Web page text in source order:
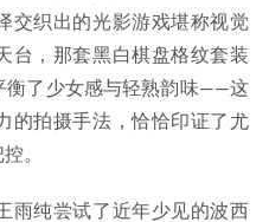
交织出的光影游戏堪称视觉
台，那套黑白棋盘格纹套装
衡了少女感与轻熟韵味——这
的拍摄手法，恰恰印证了尤
。
雨纯尝试了近年少见的波西